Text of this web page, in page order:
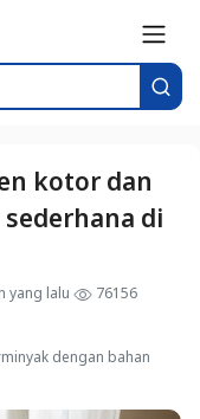
kotor dan
di
yang lalu 76156
dengan bahan